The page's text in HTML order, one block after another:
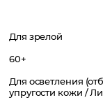
Для зрелой
60+
Для осветления
упругости кожи /